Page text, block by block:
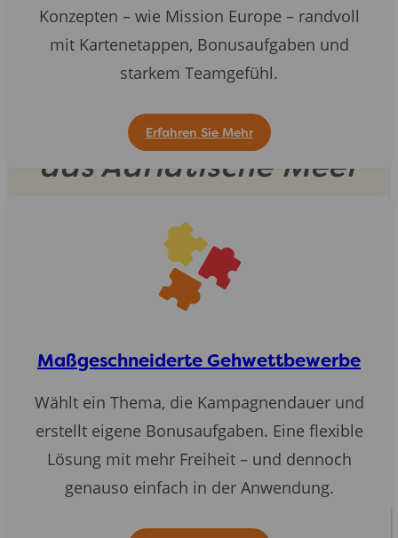
Individuellen Gehwettbewerb
das Adriatische Meer
Erfahren Sie mehr
Konzepten – wie Mission Europe – randvoll
mit Kartenetappen, Bonusaufgaben und
starkem Teamgefühl.
Erfahren Sie Mehr
Maßgeschneiderte Gehwettbewerbe
Wählt ein Thema, die Kampagnendauer und
erstellt eigene Bonusaufgaben. Eine flexible
Lösung mit mehr Freiheit – und dennoch
genauso einfach in der Anwendung.